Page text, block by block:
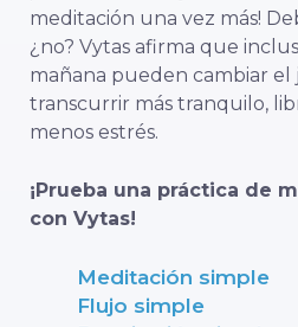
meditación una vez más!
¿no? Vytas afirma que
mañana pueden cambiar
transcurrir más tranquilo,
menos estrés.
¡Prueba una práctica de
con Vytas!
Meditación simple
Flujo simple